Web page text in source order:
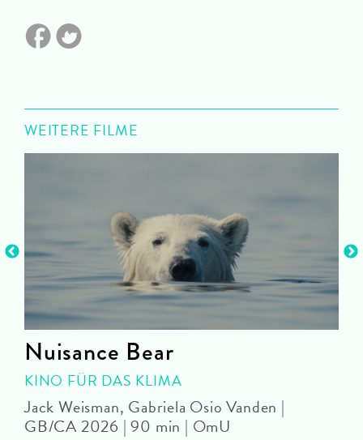
WEITERE FILME
Nuisance Bear
KINO FÜR DAS KLIMA
Jack Weisman, Gabriela Osio Vanden |
GB/CA 2026 | 90 min | OmU